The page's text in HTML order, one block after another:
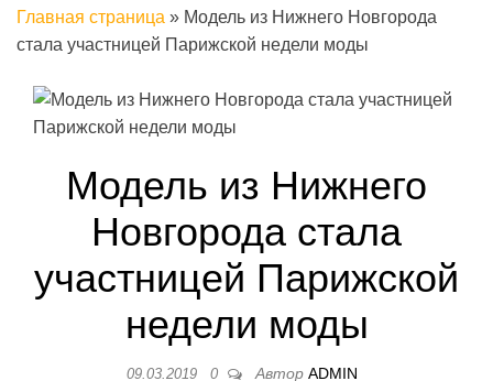
Главная страница » Модель из Нижнего Новгорода
стала участницей Парижской недели моды
Модель из Нижнего
Новгорода стала
участницей Парижской
недели моды
09.03.2019 0 Автор ADMIN